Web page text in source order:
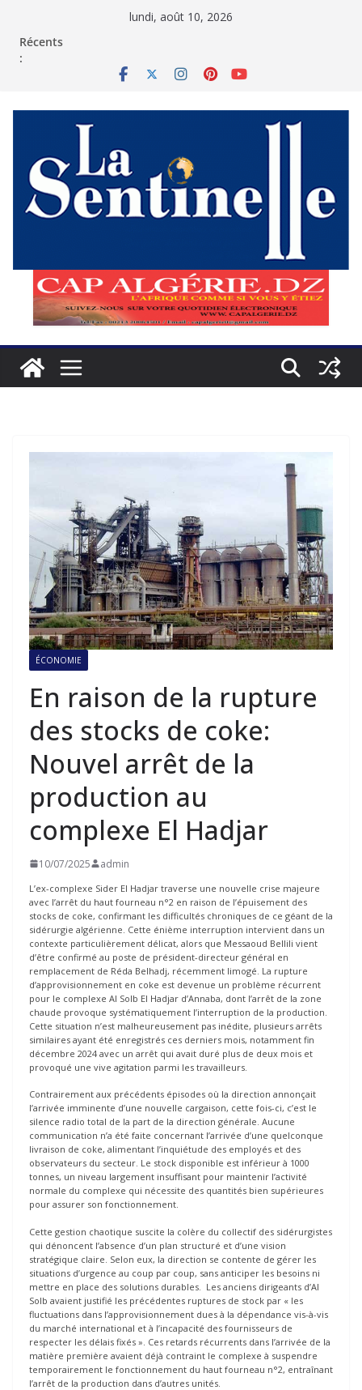
lundi, août 10, 2026
Récents
:
ÉCONOMIE
En raison de la rupture
des stocks de coke:
Nouvel arrêt de la
production au
complexe El Hadjar
10/07/2025 admin
L’ex-complexe Sider El Hadjar traverse une nouvelle crise majeure
avec l’arrêt du haut fourneau n°2 en raison de l’épuisement des
stocks de coke, confirmant les difficultés chroniques de ce géant de la
sidérurgie algérienne. Cette énième interruption intervient dans un
contexte particulièrement délicat, alors que Messaoud Bellili vient
d’être confirmé au poste de président-directeur général en
remplacement de Réda Belhadj, récemment limogé. La rupture
d’approvisionnement en coke est devenue un problème récurrent
pour le complexe Al Solb El Hadjar d’Annaba, dont l’arrêt de la zone
chaude provoque systématiquement l’interruption de la production.
Cette situation n’est malheureusement pas inédite, plusieurs arrêts
similaires ayant été enregistrés ces derniers mois, notamment fin
décembre 2024 avec un arrêt qui avait duré plus de deux mois et
provoqué une vive agitation parmi les travailleurs.
Contrairement aux précédents épisodes où la direction annonçait
l’arrivée imminente d’une nouvelle cargaison, cette fois-ci, c’est le
silence radio total de la part de la direction générale. Aucune
communication n’a été faite concernant l’arrivée d’une quelconque
livraison de coke, alimentant l’inquiétude des employés et des
observateurs du secteur. Le stock disponible est inférieur à 1000
tonnes, un niveau largement insuffisant pour maintenir l’activité
normale du complexe qui nécessite des quantités bien supérieures
pour assurer son fonctionnement.
Cette gestion chaotique suscite la colère du collectif des sidérurgistes
qui dénoncent l’absence d’un plan structuré et d’une vision
stratégique claire. Selon eux, la direction se contente de gérer les
situations d’urgence au coup par coup, sans anticiper les besoins ni
mettre en place des solutions durables. Les anciens dirigeants d’Al
Solb avaient justifié les précédentes ruptures de stock par « les
fluctuations dans l’approvisionnement dues à la dépendance vis-à-vis
du marché international et à l’incapacité des fournisseurs de
respecter les délais fixés ». Ces retards récurrents dans l’arrivée de la
matière première avaient déjà contraint le complexe à suspendre
temporairement le fonctionnement du haut fourneau n°2, entraînant
l’arrêt de la production dans d’autres unités.